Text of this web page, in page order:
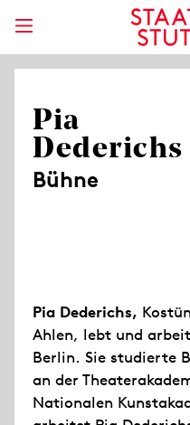
Pia
Dederichs
Bühne
Pia Dederichs,
Ahlen, lebt und
Berlin. Sie studierte
an der
Nationalen